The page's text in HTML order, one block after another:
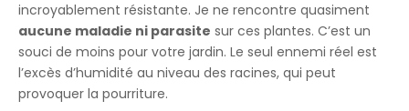
incroyablement résistante. Je ne rencontre quasiment
aucune maladie ni parasite sur ces plantes. C’est un
souci de moins pour votre jardin. Le seul ennemi réel est
l’excès d’humidité au niveau des racines, qui peut
provoquer la pourriture.